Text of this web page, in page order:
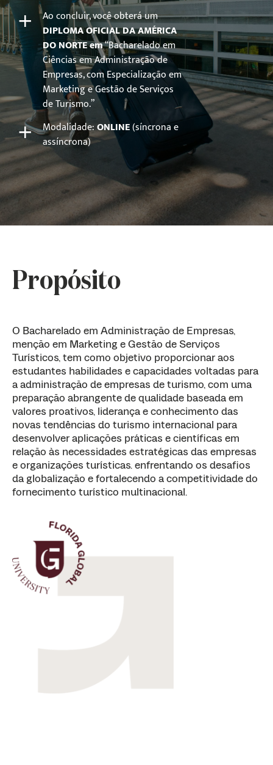
+
Ao concluir, você obterá um
DIPLOMA OFICIAL DA AMÉRICA
DO NORTE em“Bacharelado em
Ciências em Administração de
Empresas, com Especialização em
Marketing e Gestão de Serviços
de Turismo.”
+ Modalidade:ONLINE(síncrona e
assíncrona)
Propósito
O Bacharelado em Administração de Empresas,
menção em Marketing e Gestão de Serviços
Turísticos, tem como objetivo proporcionar aos
estudantes habilidades e capacidades voltadas para
a administração de empresas de turismo, com uma
preparação abrangente de qualidade baseada em
valores proativos, liderança e conhecimento das
novas tendências do turismo internacional para
desenvolver aplicações práticas e científicas em
relação às necessidades estratégicas das empresas
e organizações turísticas. enfrentando os desafios
da globalização e fortalecendo a competitividade do
fornecimento turístico multinacional.